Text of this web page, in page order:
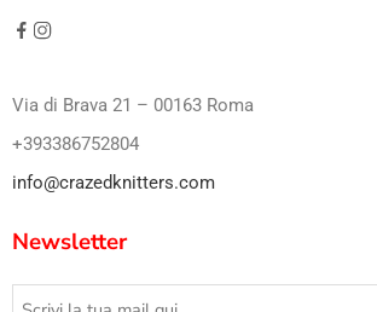
Via di Brava 21 – 00163 Roma
+393386752804
info@crazedknitters.com
Newsletter